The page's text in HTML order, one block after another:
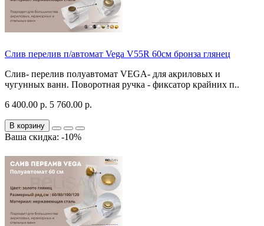
Слив перелив п/автомат Vega V55R 60см бронза глянец
Слив- перелив полуавтомат VEGA- для акриловых и
чугунных ванн. Поворотная ручка - фиксатор крайних п..
6 400.00 р. 5 760.00 р.
В корзину
Ваша скидка: -10%